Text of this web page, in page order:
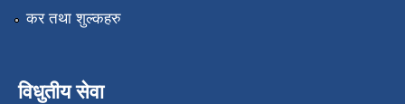
कर तथा शुल्कहरु
विधुतीय सेवा